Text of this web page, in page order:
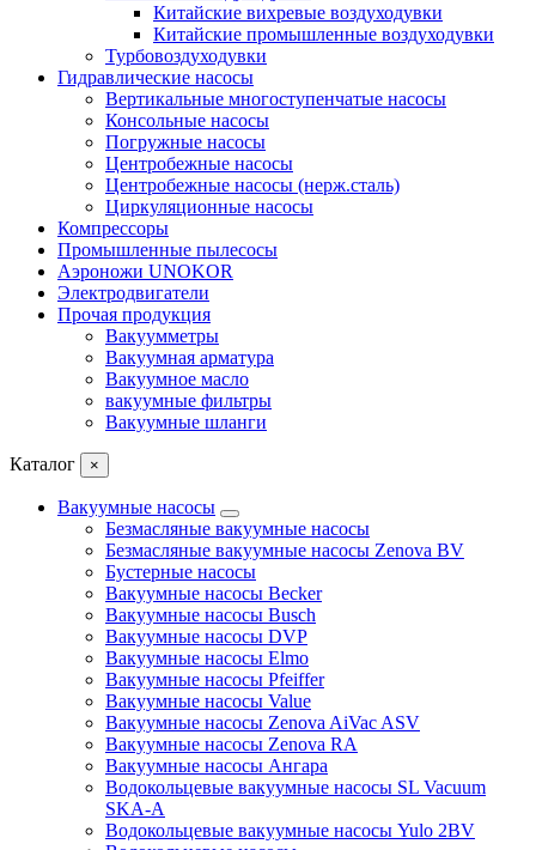
Китайские вихревые воздуходувки
Китайские промышленные воздуходувки
Турбовоздуходувки
Гидравлические насосы
Вертикальные многоступенчатые насосы
Консольные насосы
Погружные насосы
Центробежные насосы
Центробежные насосы (нерж.сталь)
Циркуляционные насосы
Компрессоры
Промышленные пылесосы
Аэроножи UNOKOR
Электродвигатели
Прочая продукция
Вакуумметры
Вакуумная арматура
Вакуумное масло
вакуумные фильтры
Вакуумные шланги
Каталог ×
Вакуумные насосы
Безмасляные вакуумные насосы
Безмасляные вакуумные насосы Zenova BV
Бустерные насосы
Вакуумные насосы Becker
Вакуумные насосы Busch
Вакуумные насосы DVP
Вакуумные насосы Elmo
Вакуумные насосы Pfeiffer
Вакуумные насосы Value
Вакуумные насосы Zenova AiVac ASV
Вакуумные насосы Zenova RA
Вакуумные насосы Ангара
Водокольцевые вакуумные насосы SL Vacuum
SKA-A
Водокольцевые вакуумные насосы Yulo 2BV